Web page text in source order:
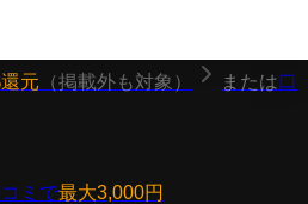
元 （掲載外も対象） または口
ミで最大3,000円